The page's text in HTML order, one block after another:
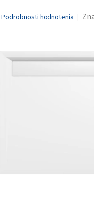
Podrobnosti hodnotenia